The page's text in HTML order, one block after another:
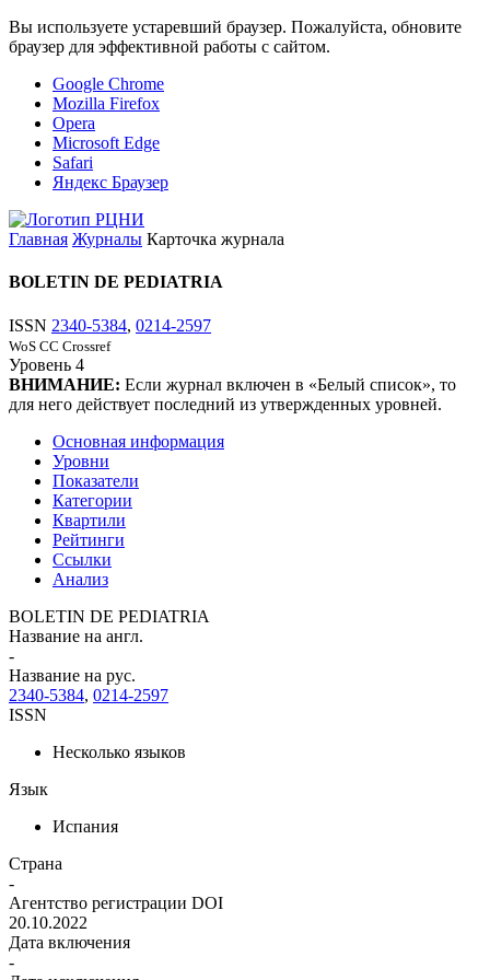
Вы используете устаревший браузер. Пожалуйста, обновите
браузер для эффективной работы с сайтом.
Google Chrome
Mozilla Firefox
Opera
Microsoft Edge
Safari
Яндекс Браузер
Главная Журналы Карточка журнала
BOLETIN DE PEDIATRIA
ISSN 2340-5384, 0214-2597
WoS CC Crossref
Уровень 4
ВНИМАНИЕ: Если журнал включен в «Белый список», то
для него действует последний из утвержденных уровней.
Основная информация
Уровни
Показатели
Категории
Квартили
Рейтинги
Ссылки
Анализ
BOLETIN DE PEDIATRIA
Название на англ.
-
Название на рус.
2340-5384, 0214-2597
ISSN
Несколько языков
Язык
Испания
Страна
-
Агентство регистрации DOI
20.10.2022
Дата включения
-